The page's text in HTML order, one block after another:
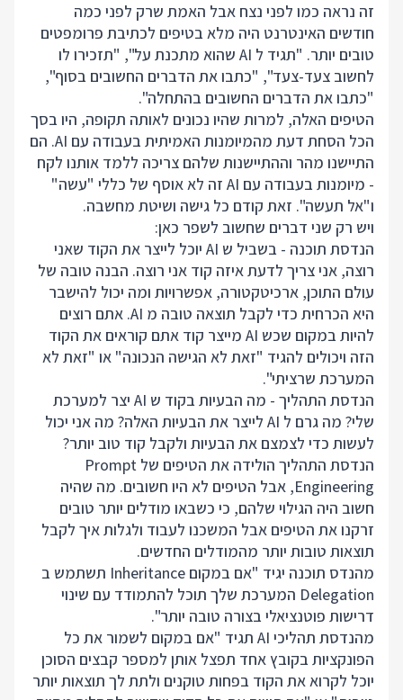
זה נראה כמו לפני נצח אבל האמת שרק לפני כמה
חודשים האינטרנט היה מלא בטיפים לכתיבת פרומפטים
טובים יותר. "תגיד ל AI שהוא מתכנת על", "תזכירו לו
לחשוב צעד-צעד", "כתבו את הדברים החשובים בסוף",
"כתבו את הדברים החשובים בהתחלה".
הטיפים האלה, למרות שהיו נכונים לאותה תקופה, היו בסך
הכל הסחת דעת מהמיומנות האמיתית בעבודה עם AI. הם
התיישנו מהר וההתיישנות שלהם צריכה ללמד אותנו לקח
- מיומנות בעבודה עם AI זה לא אוסף של כללי "עשה"
ו"אל תעשה". זאת קודם כל גישה ושיטת מחשבה.
ויש רק שני דברים שחשוב לשפר כאן:
הנדסת תוכנה - בשביל ש AI יוכל לייצר את הקוד שאני
רוצה, אני צריך לדעת איזה קוד אני רוצה. הבנה טובה של
עולם התוכן, ארכיטקטורה, אפשרויות ומה יכול להישבר
היא הכרחית כדי לקבל תוצאה טובה מ AI. אתם רוצים
להיות במקום שכש AI מייצר קוד אתם קוראים את הקוד
הזה ויכולים להגיד "זאת לא הגישה הנכונה" או "זאת לא
המערכת שרציתי".
הנדסת התהליך - מה הבעיות בקוד ש AI יצר למערכת
שלי? מה גרם ל AI לייצר את הבעיות האלה? מה אני יכול
לעשות כדי לצמצם את הבעיות ולקבל קוד טוב יותר?
הנדסת התהליך הולידה את הטיפים של Prompt
Engineering, אבל הטיפים לא היו חשובים. מה שהיה
חשוב היה הגילוי שלהם, כי כשבאו מודלים יותר טובים
זרקנו את הטיפים אבל המשכנו לעבוד ולגלות איך לקבל
תוצאות טובות יותר מהמודלים החדשים.
מהנדס תוכנה יגיד "אם במקום Inheritance תשתמש ב
Delegation המערכת שלך תוכל להתמודד עם שינוי
דרישות פוטנציאלי בצורה טובה יותר".
מהנדסת תהליכי AI תגיד "אם במקום לשמור את כל
הפונקציות בקובץ אחד תפצל אותן למספר קבצים הסוכן
יוכל לקרוא את הקוד בפחות טוקנים ולתת לך תוצאות יותר